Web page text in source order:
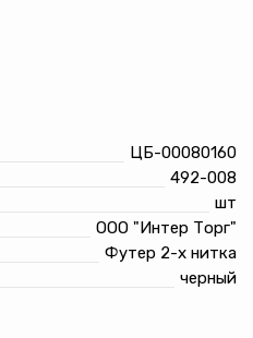
ЦБ-00080160
492-008
шт
ООО "Интер Торг"
Футер 2-х нитка
черный